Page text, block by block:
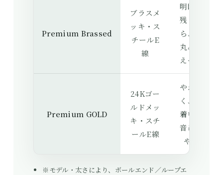
Premium Brassed
ブラスメ
ッキ・ス
チールE
線
明瞭さを
残しなが
ら、少し
丸みを加
えやすい
Premium GOLD
24Kゴー
ルドメッ
キ・スチ
ールE線
やわらか
く、落ち
着いた高
音に寄せ
やすい
※モデル・太さにより、ボールエンド／ループエ